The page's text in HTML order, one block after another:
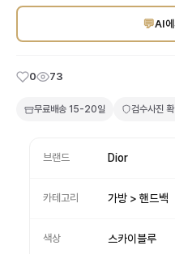
💬AI에
0 73
무료배송 15-20일 검수사진
브랜드 Dior
카테고리 가방 > 핸드백
색상 스카이블루